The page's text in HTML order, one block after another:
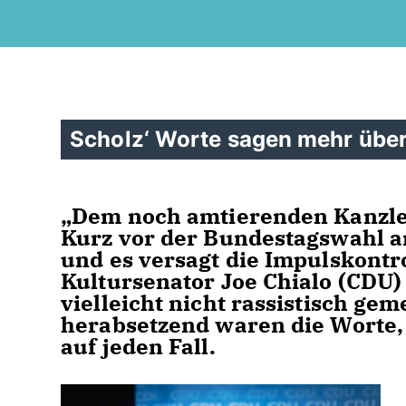
Scholz‘ Worte sagen mehr
Dem noch amtierenden
Kurz vor der Bundestagswahl
und es versagt die
Kultursenator Joe Chialo
vielleicht nicht rassistisch
herabsetzend waren die
auf jeden Fall.